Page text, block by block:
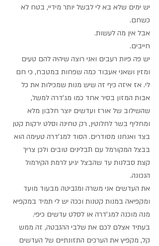
יש ימים שלא בא לי לבשל יותר מידיי, בטח לא
כשחם.
אבל אין מה לעשות.
חייבים.
יש פה פיות רעבים ואני רוצה שיהיה להם טעים
ומזין ושאני אעבוד כמה שפחות במטבח, כי חם
לי. אז איזה כיף זה שיש מנות שמכילות את כל
אבות המזון בסיר אחד כמו מג'דרה למשל,
שהשילוב של אורז ועדשים יוצר חלבון מלא
ומחליף בשר לחלוטין, רק טחינה וסלט ירקות קטן
בצד ואנחנו מסודרים. הסוד למג'דרה טעימה הוא
בבצל המקורמל עם תבלינים טובים ולכן צריך
קצת סבלנות עד שהבצל יגיע לרמת הקירמול
הנכונה.
את העדשים אני משרה ומנביטה מבעוד מועד
ומקפיאה במנות קטנות וככה יש לי תמיד במקפיא
מנה מוכנה למג'דרה או לסלט עדשים כיפי.
בעתיד אצלם לכם את שלבי ההנבטה, זה ממש
קל, מקפיץ את הערכים התזונתיים של העדשים